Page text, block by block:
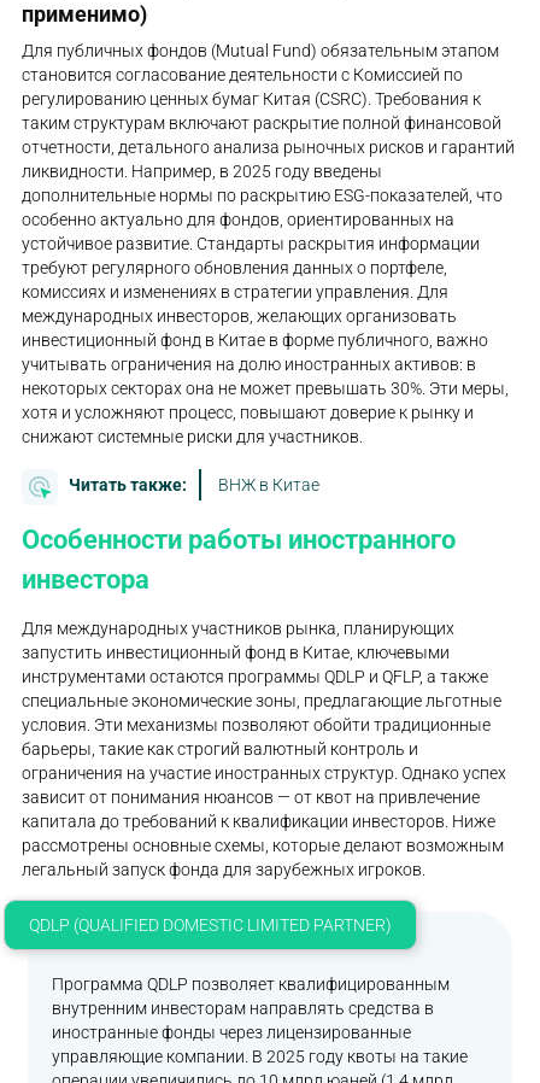
применимо)
Для публичных фондов (Mutual Fund) обязательным этапом
становится согласование деятельности с Комиссией по
регулированию ценных бумаг Китая (CSRC). Требования к
таким структурам включают раскрытие полной финансовой
отчетности, детального анализа рыночных рисков и гарантий
ликвидности. Например, в 2025 году введены
дополнительные нормы по раскрытию ESG-показателей, что
особенно актуально для фондов, ориентированных на
устойчивое развитие. Стандарты раскрытия информации
требуют регулярного обновления данных о портфеле,
комиссиях и изменениях в стратегии управления. Для
международных инвесторов, желающих организовать
инвестиционный фонд в Китае в форме публичного, важно
учитывать ограничения на долю иностранных активов: в
некоторых секторах она не может превышать 30%. Эти меры,
хотя и усложняют процесс, повышают доверие к рынку и
снижают системные риски для участников.
Читать также: ВНЖ в Китае
Особенности работы иностранного
инвестора
Для международных участников рынка, планирующих
запустить инвестиционный фонд в Китае, ключевыми
инструментами остаются программы QDLP и QFLP, а также
специальные экономические зоны, предлагающие льготные
условия. Эти механизмы позволяют обойти традиционные
барьеры, такие как строгий валютный контроль и
ограничения на участие иностранных структур. Однако успех
зависит от понимания нюансов — от квот на привлечение
капитала до требований к квалификации инвесторов. Ниже
рассмотрены основные схемы, которые делают возможным
легальный запуск фонда для зарубежных игроков.
QDLP (QUALIFIED DOMESTIC LIMITED PARTNER)
Программа QDLP позволяет квалифицированным
внутренним инвесторам направлять средства в
иностранные фонды через лицензированные
управляющие компании. В 2025 году квоты на такие